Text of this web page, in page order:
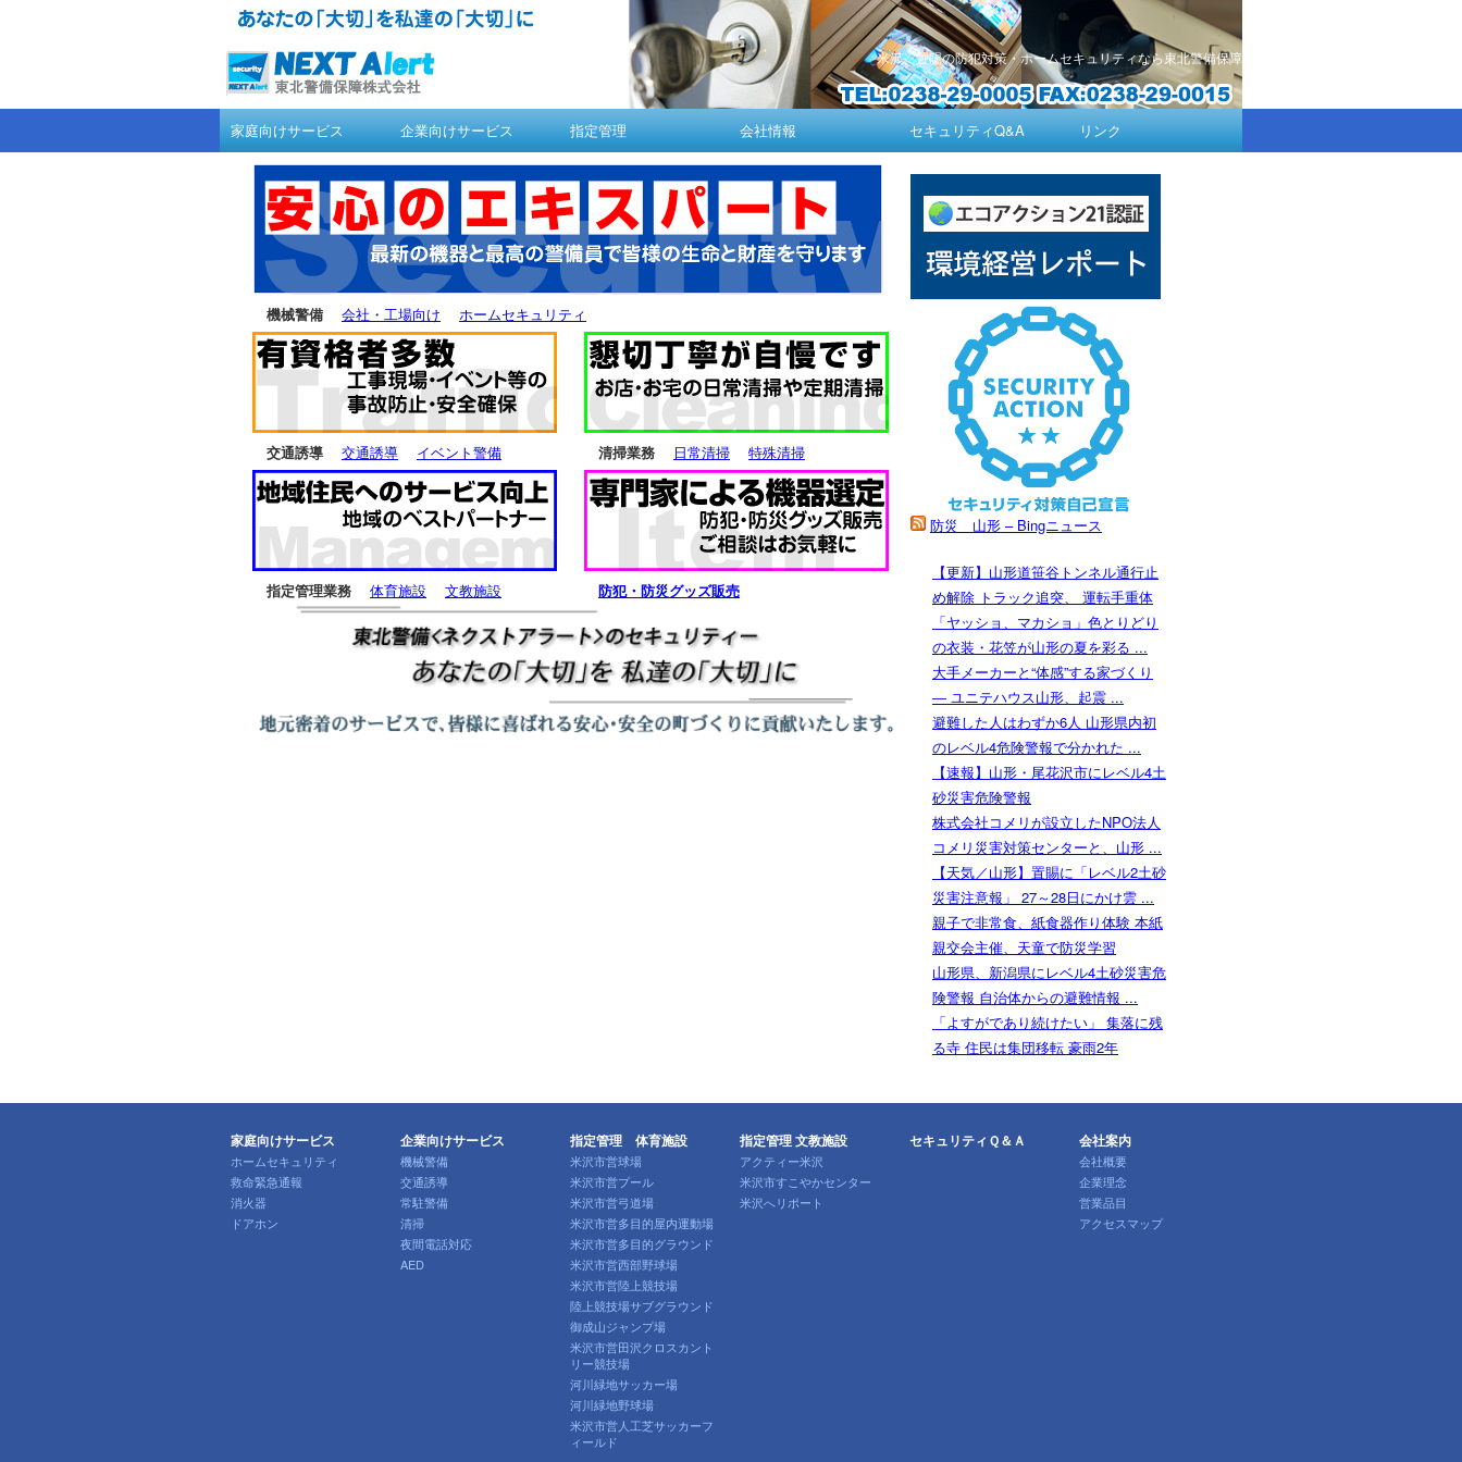
米沢、置賜の防犯対策・ホームセキュリティなら東北警備保障
家庭向けサービス 企業向けサービス 指定管理 会社情報 セキュリティQ&A リンク
機械警備 会社・工場向け ホームセキュリティ
交通誘導 交通誘導 イベント警備 清掃業務 日常清掃 特殊清掃
指定管理業務 体育施設 文教施設 防犯・防災グッズ販売
防災 山形 – Bingニュース
【更新】山形道笹谷トンネル通行止
め解除 トラック追突、 運転手重体
「ヤッショ、マカショ」色とりどり
の衣装・花笠が山形の夏を彩る ...
大手メーカーと“体感”する家づくり
― ユニテハウス山形、起震 ...
避難した人はわずか6人 山形県内初
のレベル4危険警報で分かれた ...
【速報】山形・尾花沢市にレベル4土
砂災害危険警報
株式会社コメリが設立したNPO法人
コメリ災害対策センターと、山形 ...
【天気／山形】置賜に「レベル2土砂
災害注意報」 27～28日にかけ雲 ...
親子で非常食、紙食器作り体験 本紙
親交会主催、天童で防災学習
山形県、新潟県にレベル4土砂災害危
険警報 自治体からの避難情報 ...
「よすがであり続けたい」 集落に残
る寺 住民は集団移転 豪雨2年
家庭向けサービス
ホームセキュリティ
救命緊急通報
消火器
ドアホン
企業向けサービス
機械警備
交通誘導
常駐警備
清掃
夜間電話対応
AED
指定管理 体育施設
米沢市営球場
米沢市営プール
米沢市営弓道場
米沢市営多目的屋内運動場
米沢市営多目的グラウンド
米沢市営西部野球場
米沢市営陸上競技場
陸上競技場サブグラウンド
御成山ジャンプ場
米沢市営田沢クロスカント
リー競技場
河川緑地サッカー場
河川緑地野球場
米沢市営人工芝サッカーフ
ィールド
指定管理 文教施設
アクティー米沢
米沢市すこやかセンター
米沢へリポート
セキュリティＱ＆Ａ 会社案内
会社概要
企業理念
営業品目
アクセスマップ